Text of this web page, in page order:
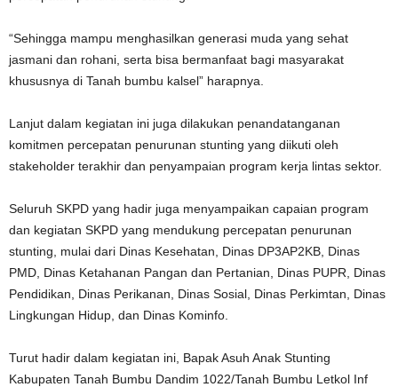
“Sehingga mampu menghasilkan generasi muda yang sehat
jasmani dan rohani, serta bisa bermanfaat bagi masyarakat
khususnya di Tanah bumbu kalsel” harapnya.
Lanjut dalam kegiatan ini juga dilakukan penandatanganan
komitmen percepatan penurunan stunting yang diikuti oleh
stakeholder terakhir dan penyampaian program kerja lintas sektor.
Seluruh SKPD yang hadir juga menyampaikan capaian program
dan kegiatan SKPD yang mendukung percepatan penurunan
stunting, mulai dari Dinas Kesehatan, Dinas DP3AP2KB, Dinas
PMD, Dinas Ketahanan Pangan dan Pertanian, Dinas PUPR, Dinas
Pendidikan, Dinas Perikanan, Dinas Sosial, Dinas Perkimtan, Dinas
Lingkungan Hidup, dan Dinas Kominfo.
Turut hadir dalam kegiatan ini, Bapak Asuh Anak Stunting
Kabupaten Tanah Bumbu Dandim 1022/Tanah Bumbu Letkol Inf